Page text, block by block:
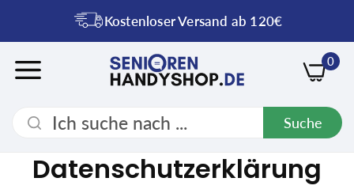
Kostenloser Versand ab 120€
Suche
0
Datenschutzerklärung